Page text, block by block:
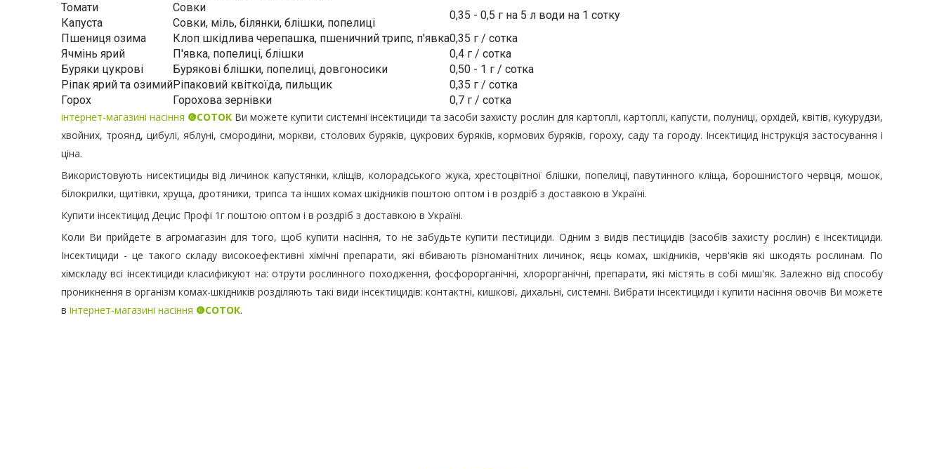
Томати
Совки
0,35 - 0,5 г на 5 л води на 1 сотку
Капуста
Совки, міль, білянки, блішки, попелиці
Пшениця озима
Клоп шкідлива черепашка, пшеничний трипс, п'явка0,35 г / сотка
Ячмінь ярий
П'явка, попелиці, блішки
0,4 г / сотка
Буряки цукрові
Бурякові блішки, попелиці, довгоносики
0,50 - 1 г / сотка
Ріпак ярий та озимийРіпаковий квіткоїда, пильщик
0,35 г / сотка
Горох
Горохова зернівки
0,7 г / сотка
інтернет-магазині насіння ❻СОТОК Ви можете купити системні інсектициди та засоби захисту рослин для картоплі, картоплі, капусти, полуниці, орхідей, квітів, кукурудзи,
хвойних, троянд, цибулі, яблуні, смородини, моркви, столових буряків, цукрових буряків, кормових буряків, гороху, саду та городу. Інсектицид інструкція застосування і
ціна.
Використовують нисектициды від личинок капустянки, кліщів, колорадського жука, хрестоцвітної блішки, попелиці, павутинного кліща, борошнистого червця, мошок,
білокрилки, щитівки, хруща, дротяники, трипса та інших комах шкідників поштою оптом і в роздріб з доставкою в Україні.
Купити інсектицид Децис Профі 1г поштою оптом і в роздріб з доставкою в Україні.
Коли Ви прийдете в агромагазин для того, щоб купити насіння, то не забудьте купити пестициди. Одним з видів пестицидів (засобів захисту рослин) є інсектициди.
Інсектициди - це такого складу високоефективні хімічні препарати, які вбивають різноманітних личинок, яєць комах, шкідників, черв'яків які шкодять рослинам. По
хімскладу всі інсектициди класификуют на: отрути рослинного походження, фосфорорганічні, хлорорганічні, препарати, які містять в собі миш'як. Залежно від способу
проникнення в організм комах-шкідників розділяють такі види інсектицидів: контактні, кишкові, дихальні, системні. Вибрати інсектициди і купити насіння овочів Ви можете
в інтернет-магазині насіння ❻СОТОК.